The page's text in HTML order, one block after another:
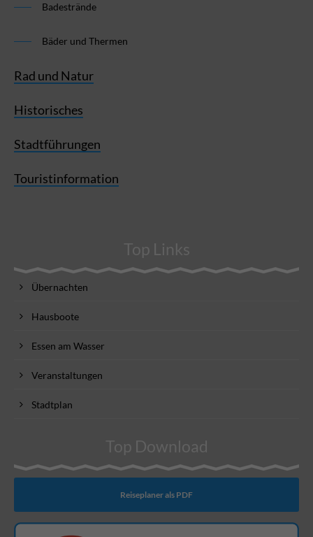
Badestrände
Bäder und Thermen
Rad und Natur
Historisches
Stadtführungen
Touristinformation
Top Links
Übernachten
Hausboote
Essen am Wasser
Veranstaltungen
Stadtplan
Top Download
Reiseplaner als PDF